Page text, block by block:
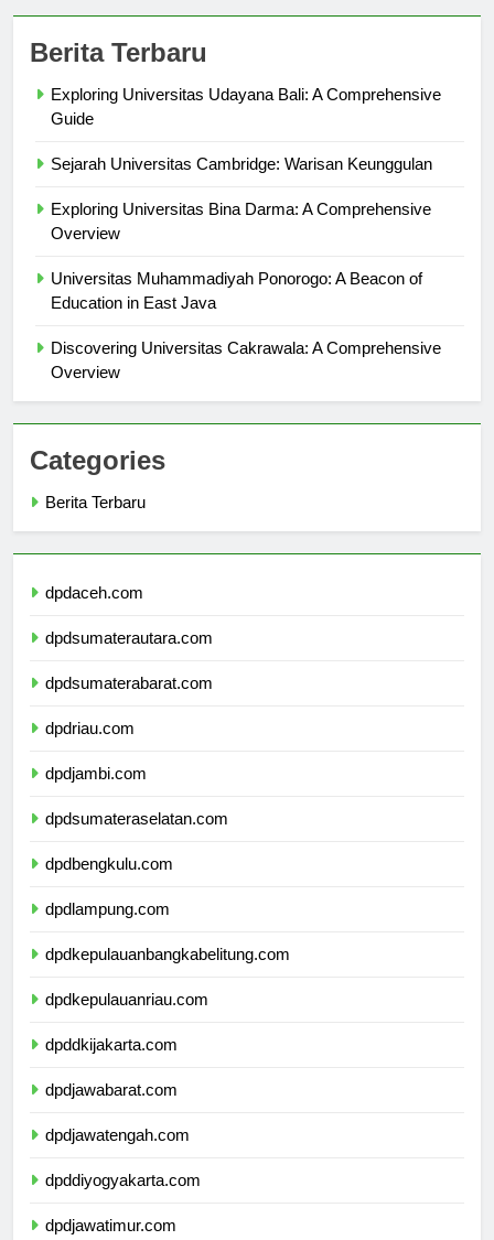
Exploring Universitas Udayana Bali: A Comprehensive
Exploring Universitas Bina Darma: A Comprehensive
Universitas Muhammadiyah Ponorogo: A Beacon of
Discovering Universitas Cakrawala: A Comprehensive
Categories